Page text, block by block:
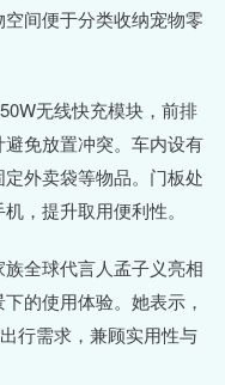
间便于分类收纳宠物零
无线快充模块，前排
免放置冲突。车内设有
外卖袋等物品。门板处
，提升取用便利性。
全球代言人孟子义亮相
的使用体验。她表示，
行需求，兼顾实用性与